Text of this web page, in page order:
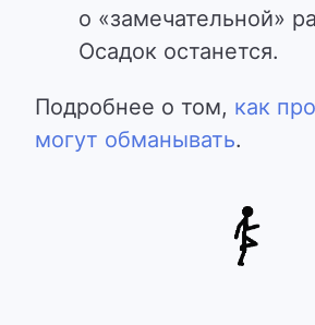
о «замечательной»
Осадок останется.
Подробнее о том, как
могут обманывать.